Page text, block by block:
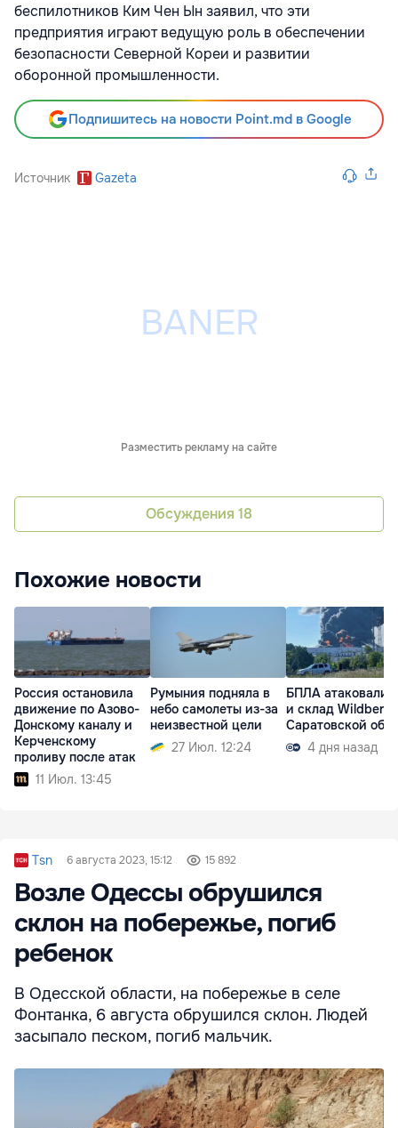
беспилотников Ким Чен Ын заявил, что эти
предприятия играют ведущую роль в обеспечении
безопасности Северной Кореи и развитии
оборонной промышленности.
Подпишитесь на новости Point.md в Google
Источник Gazeta
Разместить рекламу на сайте
Обсуждения 18
Похожие новости
Россия остановила
движение по Азово-
Донскому каналу и
Керченскому
проливу после атак
11 Июл. 13:45
Румыния подняла в
небо самолеты из-за
неизвестной цели
27 Июл. 12:24
БПЛА атаковали
и склад
Саратовской
4 дня назад
Tsn 6 августа 2023, 15:12 15 892
Возле Одессы обрушился
склон на побережье, погиб
ребенок
В Одесской области, на побережье в селе
Фонтанка, 6 августа обрушился склон. Людей
засыпало песком, погиб мальчик.